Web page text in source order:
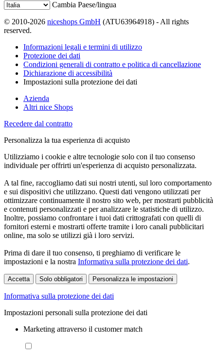
Cambia Paese/lingua
© 2010-2026 niceshops GmbH (ATU63964918) - All rights
reserved.
Informazioni legali e termini di utilizzo
Protezione dei dati
Condizioni generali di contratto e politica di cancellazione
Dichiarazione di accessibilità
Impostazioni sulla protezione dei dati
Azienda
Altri nice Shops
Recedere dal contratto
Personalizza la tua esperienza di acquisto
Utilizziamo i cookie e altre tecnologie solo con il tuo consenso
individuale per offrirti un'esperienza di acquisto personalizzata.
A tal fine, raccogliamo dati sui nostri utenti, sul loro comportamento
e sui dispositivi che utilizzano. Questi dati vengono utilizzati per
ottimizzare continuamente il nostro sito web, per mostrarti pubblicità
e contenuti personalizzati e per analizzare le statistiche di utilizzo.
Inoltre, possiamo confrontare i tuoi dati crittografati con quelli di
fornitori esterni e mostrarti offerte tramite i loro canali pubblicitari
online, ma solo se utilizzi già i loro servizi.
Prima di dare il tuo consenso, ti preghiamo di verificare le
impostazioni e la nostra Informativa sulla protezione dei dati.
Accetta Solo obbligatori Personalizza le impostazioni
Informativa sulla protezione dei dati
Impostazioni personali sulla protezione dei dati
Marketing attraverso il customer match